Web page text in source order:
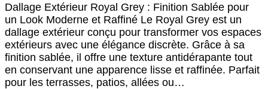
Dallage Extérieur Royal Grey : Finition Sablée pour
un Look Moderne et Raffiné Le Royal Grey est un
dallage extérieur conçu pour transformer vos espaces
extérieurs avec une élégance discrète. Grâce à sa
finition sablée, il offre une texture antidérapante tout
en conservant une apparence lisse et raffinée. Parfait
pour les terrasses, patios, allées ou…